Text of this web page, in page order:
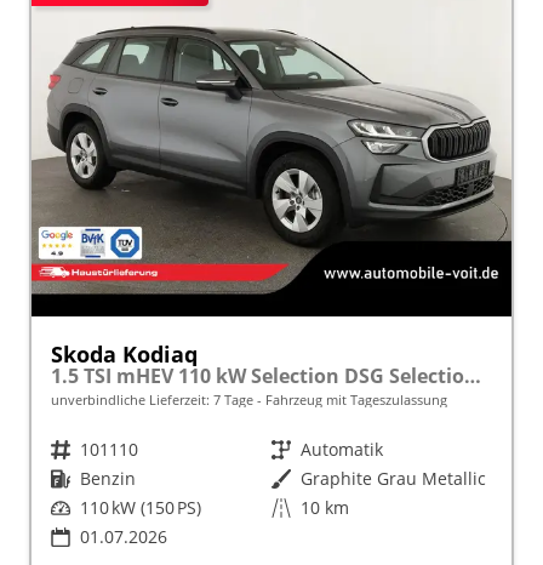
Skoda Kodiaq
1.5 TSI mHEV 110 kW Selection DSG Selection, AHK, Navi, Side, Kamera, Winter, 4 J.- Garantie
unverbindliche Lieferzeit: 7 Tage Fahrzeug mit Tageszulassung
Fahrzeugnr. 101110 Getriebe Automatik
Kraftstoff Benzin Außenfarbe Graphite Grau Metallic
Leistung 110 kW (150 PS) Kilometerstand 10 km
01.07.2026